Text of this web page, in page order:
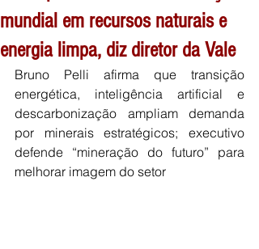
mundial em recursos naturais e
energia limpa, diz diretor da Vale
Bruno Pelli afirma que transição
energética, inteligência artificial e
descarbonização ampliam demanda
por minerais estratégicos; executivo
defende “mineração do futuro” para
melhorar imagem do setor